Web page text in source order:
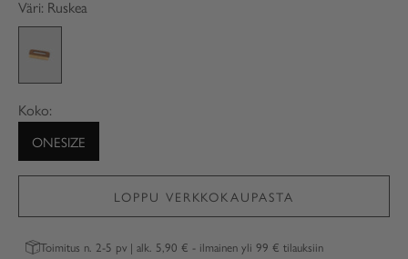
Väri: Ruskea
Koko:
ONESIZE
LOPPU VERKKOKAUPASTA
Toimitus n. 2-5 pv | alk. 5,90 € - ilmainen yli 99 € tilauksiin